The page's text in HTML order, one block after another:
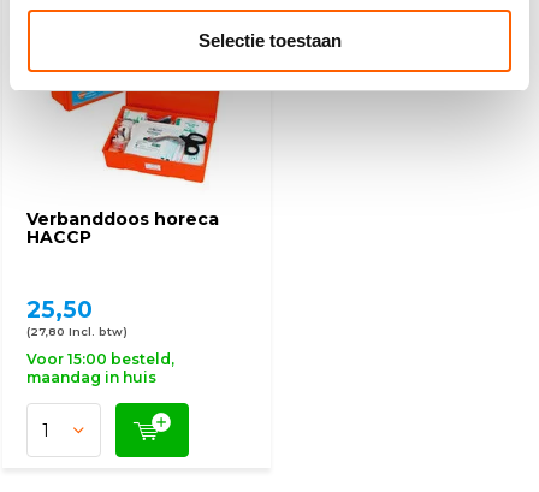
Selectie toestaan
Verbanddoos horeca
HACCP
25,50
(27,80 Incl. btw)
Voor 15:00 besteld,
maandag in huis